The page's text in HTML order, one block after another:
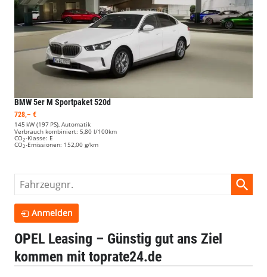
OPEL Leasing – Günstig gut ans Ziel
kommen mit toprate24.de
BMW 5erM Sportpaket 520d
728,– €
145 kW (197 PS), Automatik
Verbrauch kombiniert: 5,80 l/100km
CO2-Klasse: E
CO2-Emissionen: 152,00 g/km
Fahrzeugnr.
Anmelden